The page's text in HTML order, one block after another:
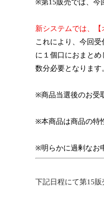
※第15販売では、今
新システムでは、
これにより、今回受
に１個口におまとめ
数分必要と なります
※商品当選後のお受
※本商品は商品の特
※明らかに過剰なお
下記日程にて第15販